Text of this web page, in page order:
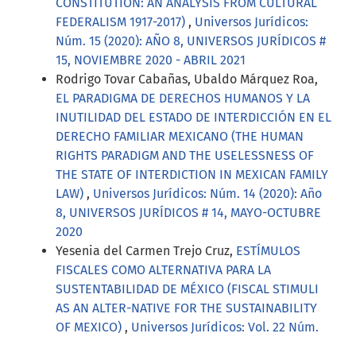
FEDERALISM 1917-2017) , Universos Jurídicos:
Núm. 15 (2020): AÑO 8, UNIVERSOS JURÍDICOS #
15, NOVIEMBRE 2020 - ABRIL 2021
Rodrigo Tovar Cabañas, Ubaldo Márquez Roa,
EL PARADIGMA DE DERECHOS HUMANOS Y LA
INUTILIDAD DEL ESTADO DE INTERDICCIÓN EN EL
DERECHO FAMILIAR MEXICANO (THE HUMAN
RIGHTS PARADIGM AND THE USELESSNESS OF
THE STATE OF INTERDICTION IN MEXICAN FAMILY
LAW) , Universos Jurídicos: Núm. 14 (2020): Año
8, UNIVERSOS JURÍDICOS # 14, MAYO-OCTUBRE
2020
Yesenia del Carmen Trejo Cruz, ESTÍMULOS
FISCALES COMO ALTERNATIVA PARA LA
SUSTENTABILIDAD DE MÉXICO (FISCAL STIMULI
AS AN ALTER-NATIVE FOR THE SUSTAINABILITY
OF MEXICO) , Universos Jurídicos: Vol. 22 Núm.